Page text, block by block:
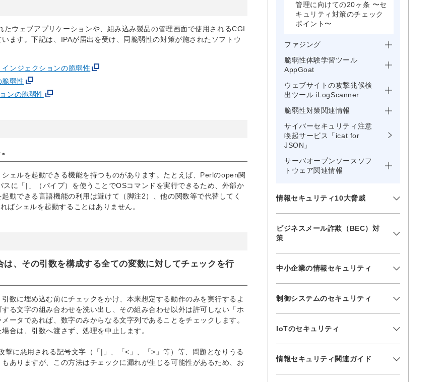
ウェブアプリケーションや、組み込み製品の管理画面で使用されるCGI
ます。下記は、IPAが届出を受け、同脆弱性の対策が施されたソフトウ
ンジェクションの脆弱性
弱性
ンの脆弱性
ェルを起動できる機能を持つものがあります。たとえば、Perlのopen関
に「|」（パイプ）を使うことでOSコマンドを実行できるため、外部か
動できる言語機能の利用は避けて（脚注2）、他の関数等で代替してく
ばシェルを起動することはありません。
、その引数を構成する全ての変数に対してチェックを行
数に埋め込む前にチェックをかけ、本来想定する動作のみを実行するよ
る文字の組み合わせを洗い出し、その組み合わせ以外は許可しない「ホ
ータであれば、数字のみからなる文字列であることをチェックします。
合は、引数へ渡さず、処理を中止します。
に悪用される記号文字（「|」、「<」、「>」等）等、問題となりうる
ありますが、この方法はチェックに漏れが生じる可能性があるため、お
管理に向けての20ヶ条 〜セ
キュリティ対策のチェック
ポイント〜
ファジング
脆弱性体験学習ツール
AppGoat
ウェブサイトの攻撃兆候検
出ツール iLogScanner
脆弱性対策関連情報
サイバーセキュリティ注意
喚起サービス「icat for
JSON」
サーバオープンソースソフ
トウェア関連情報
情報セキュリティ10大脅威
ビジネスメール詐欺（BEC）対
策
中小企業の情報セキュリティ
制御システムのセキュリティ
IoTのセキュリティ
情報セキュリティ関連ガイド